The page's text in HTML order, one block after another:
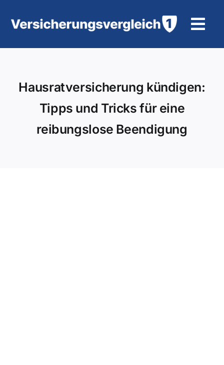
Inhalt
KFZ-Versicherung
Hausratversicherung kündigen:
Tipps und Tricks für eine
reibungslose Beendigung